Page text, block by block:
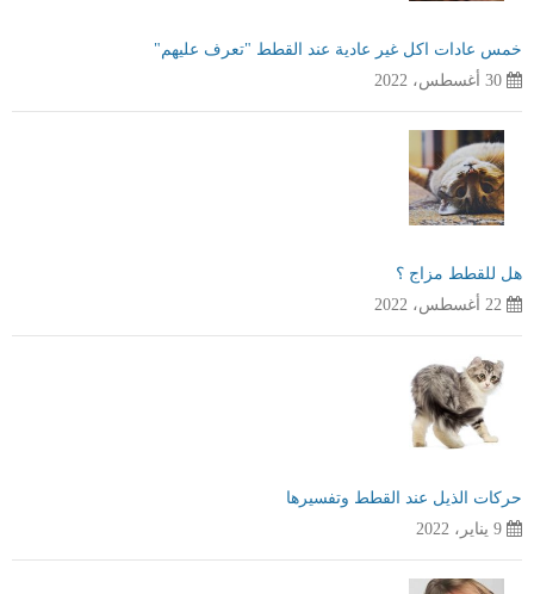
خمس عادات اكل غير عادية عند القطط "تعرف عليهم"
30 أغسطس، 2022
هل للقطط مزاج ؟
22 أغسطس، 2022
حركات الذيل عند القطط وتفسيرها
9 يناير، 2022